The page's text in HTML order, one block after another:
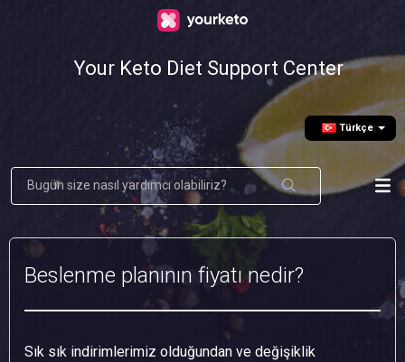
Your Keto Diet Support Center
Türkçe
Beslenme planının fiyatı nedir?
Sık sık indirimlerimiz olduğundan ve değişiklik